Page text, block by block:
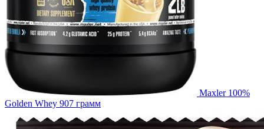
Maxler 100%
Golden Whey 907 грамм